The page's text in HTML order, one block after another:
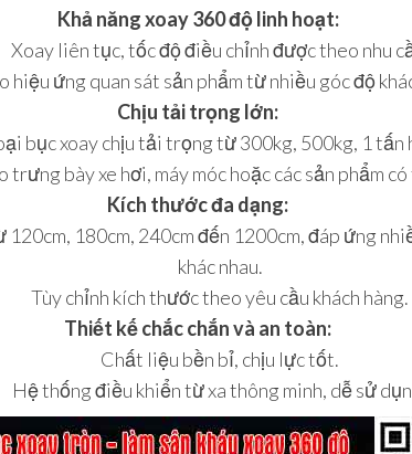
Khả năng xoay 360 độ linh hoạt:
Xoay liên tục, tốc độ điều chỉnh được theo nhu
hiệu ứng quan sát sản phẩm từ nhiều góc độ
Chịu tải trọng lớn:
bục xoay chịu tải trọng từ 300kg, 500kg, 1 tấn
trưng bày xe hơi, máy móc hoặc các sản phẩm
Kích thước đa dạng:
180cm, 240cm đến 1200cm, đáp ứng
khác nhau.
Tùy chỉnh kích thước theo yêu cầu khách hàng.
Thiết kế chắc chắn và an toàn:
Chất liệu bền bỉ, chịu lực tốt.
Hệ thống điều khiển từ xa thông minh, dễ sử